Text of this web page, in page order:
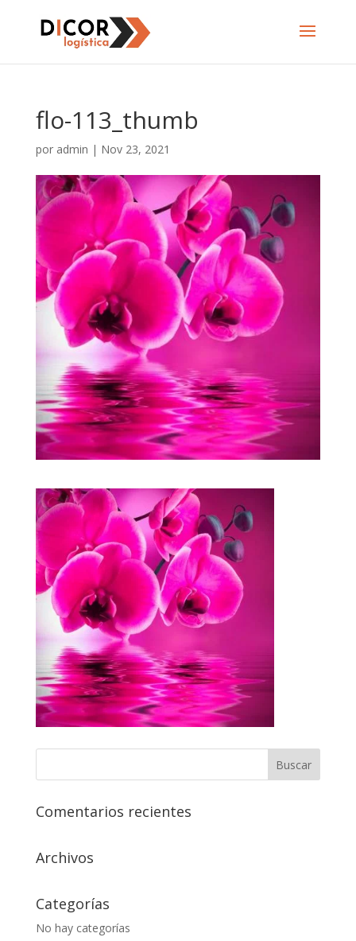
flo-113_thumb
por admin | Nov 23, 2021
Comentarios recientes
Archivos
Categorías
No hay categorías